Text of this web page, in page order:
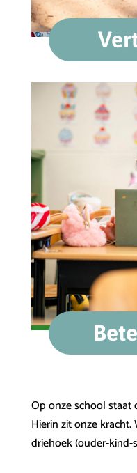
Op onze school staat
Hierin zit onze
driehoek (ouder-